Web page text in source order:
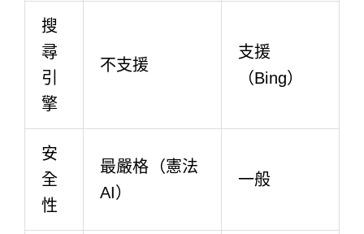
搜
尋
引
擎
不支援
支援
（Bing）
安
全
性
最嚴格（憲法
AI）
一般